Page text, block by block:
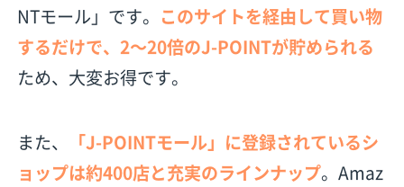
NTモール」です。 このサイトを経由して買い物
するだけで、2〜20倍のJ-POINTが貯められる
ため、大変お得です。
また、
「J-POINTモール」に登録されているシ
ョップは約400店と充実のラインナップ。Amaz